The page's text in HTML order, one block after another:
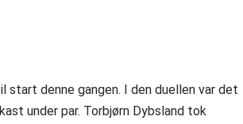
denne gangen. I den duellen var det
under par. Torbjørn Dybsland tok